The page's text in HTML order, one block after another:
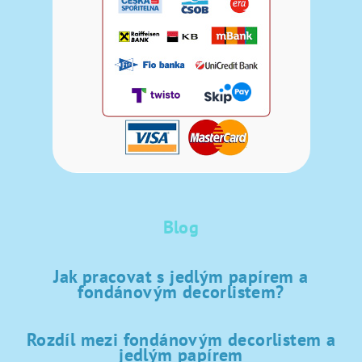
Blog
Jak pracovat s jedlým papírem a
fondánovým decorlistem?
Rozdíl mezi fondánovým decorlistem a
jedlým papírem